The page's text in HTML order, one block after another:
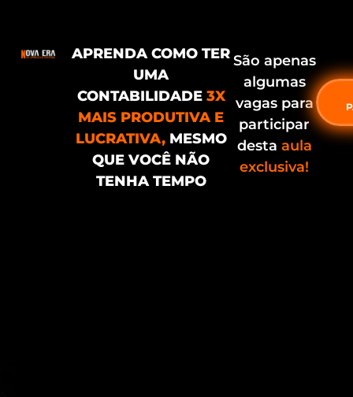
APRENDA COMO TER
UMA
CONTABILIDADE 3X
MAIS PRODUTIVA E
LUCRATIVA,MESMO
QUE VOCÊ NÃO
TENHA TEMPO
São apenas
algumas
vagas para
participar
desta aula
exclusiva!